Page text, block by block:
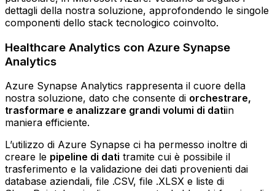
dettagli della nostra soluzione, approfondendo le singole
componenti dello stack tecnologico coinvolto.
Healthcare Analytics con Azure Synapse
Analytics
Azure Synapse Analytics rappresenta il cuore della
nostra soluzione, dato che consente di orchestrare,
trasformare e analizzare grandi volumi di datiin
maniera efficiente.
L’utilizzo di Azure Synapse ci ha permesso inoltre di
creare le pipeline di dati tramite cui è possibile il
trasferimento e la validazione dei dati provenienti dai
database aziendali, file .CSV, file .XLSX e liste di